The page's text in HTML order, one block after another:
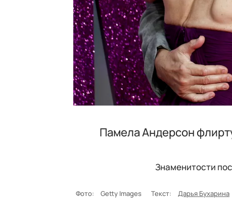
Памела Андерсон
Знаменитости
Фото: Getty Images Текст: Дарья Бухарина